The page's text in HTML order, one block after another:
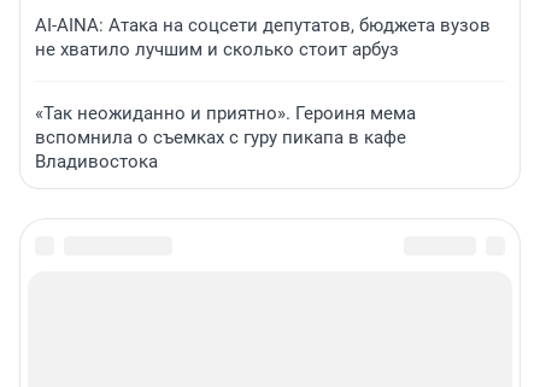
AI-AINA: Атака на соцсети депутатов, бюджета вузов
не хватило лучшим и сколько стоит арбуз
«Так неожиданно и приятно». Героиня мема
вспомнила о съемках с гуру пикапа в кафе
Владивостока